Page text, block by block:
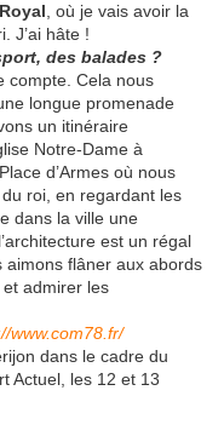
, où je vais avoir la
J’ai hâte !
des balades ?
compte. Cela nous
longue promenade
un itinéraire
Notre-Dame à
d’Armes où nous
roi, en regardant les
dans la ville une
est un régal
aimons flâner aux abords
admirer les
www.com78.fr/
dans le cadre du
Actuel, les 12 et 13